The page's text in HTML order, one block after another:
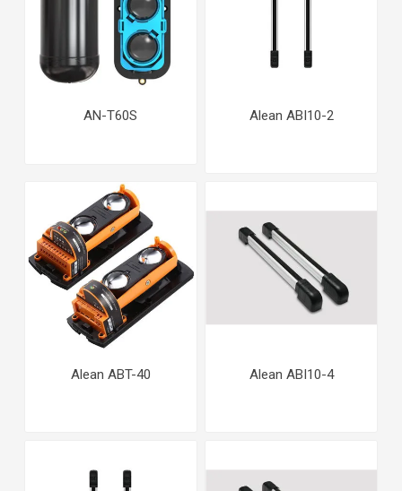
AN-T60S Alean ABI10-2
Alean ABT-40 Alean ABI10-4